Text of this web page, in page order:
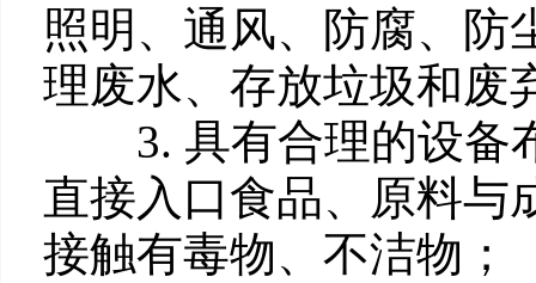
照明、通风、防腐、防
理废水、存放垃圾和废
3. 具有合理的设备
直接入口食品、原料与
接触有毒物、不洁物；